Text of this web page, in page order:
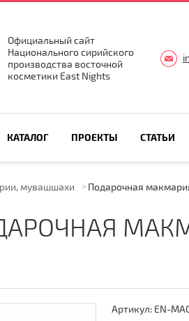
Официальный сайт
Национального сирийского
производства восточной
косметики East Nights
КАТАЛОГ ПРОЕКТЫ СТАТЬИ
мувашшахи Подарочная
Артикул: EN-